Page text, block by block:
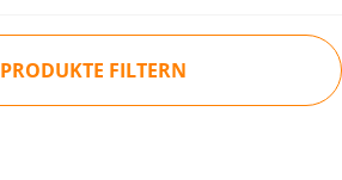
PRODUKTE FILTERN